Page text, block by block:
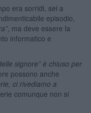
era sorridi, sei a
episodio,
, ma deve essere la
informatico e
signore” è chiuso per
possono anche
ci rivediamo a
comunque non si